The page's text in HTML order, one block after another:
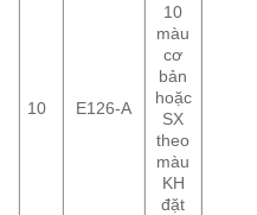
10 E126-A
10
màu
cơ
bản
hoặc
SX
theo
màu
KH
đặt